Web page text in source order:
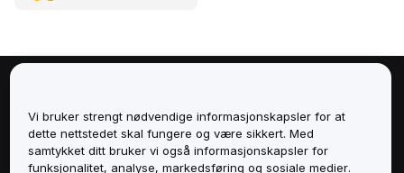
Tjenester
Vi bruker strengt nødvendige informasjonskapsler for at
dette nettstedet skal fungere og være sikkert. Med
samtykket ditt bruker vi også informasjonskapsler for
funksjonalitet, analyse, markedsføring og sosiale medier.